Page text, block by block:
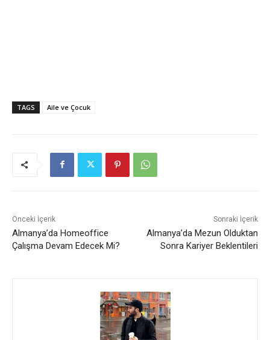
TAGS Aile ve Çocuk
Önceki İçerik
Almanya’da Homeoffice
Çalışma Devam Edecek Mi?
Sonraki İçerik
Almanya’da Mezun Olduktan
Sonra Kariyer Beklentileri